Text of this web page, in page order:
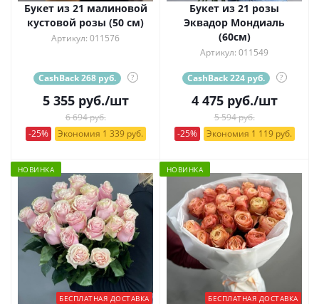
Букет из 21 малиновой
кустовой розы (50 см)
Артикул: 011576
CashBack 268 руб. ?
5 355руб./шт
6 694 руб.
-25%
Экономия 1 339 руб.
Букет из 21 розы
Эквадор Мондиаль
(60см)
Артикул: 011549
CashBack 224 руб. ?
4 475руб./шт
5 594 руб.
-25%
Экономия 1 119 руб.
НОВИНКА
БЕСПЛАТНАЯ ДОСТАВКА
НОВИНКА
БЕСПЛАТНАЯ ДОСТАВКА